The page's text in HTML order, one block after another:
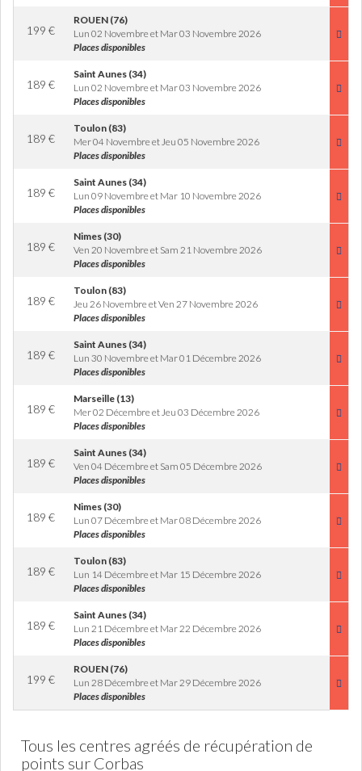
199 €
ROUEN (76)
Lun 02 Novembre et Mar 03 Novembre 2026
Places disponibles
189 €
Saint Aunes (34)
Lun 02 Novembre et Mar 03 Novembre 2026
Places disponibles
189 €
Toulon (83)
Mer 04 Novembre et Jeu 05 Novembre 2026
Places disponibles
189 €
Saint Aunes (34)
Lun 09 Novembre et Mar 10 Novembre 2026
Places disponibles
189 €
Nimes (30)
Ven 20 Novembre et Sam 21 Novembre 2026
Places disponibles
189 €
Toulon (83)
Jeu 26 Novembre et Ven 27 Novembre 2026
Places disponibles
189 €
Saint Aunes (34)
Lun 30 Novembre et Mar 01 Décembre 2026
Places disponibles
189 €
Marseille (13)
Mer 02 Décembre et Jeu 03 Décembre 2026
Places disponibles
189 €
Saint Aunes (34)
Ven 04 Décembre et Sam 05 Décembre 2026
Places disponibles
189 €
Nimes (30)
Lun 07 Décembre et Mar 08 Décembre 2026
Places disponibles
189 €
Toulon (83)
Lun 14 Décembre et Mar 15 Décembre 2026
Places disponibles
189 €
Saint Aunes (34)
Lun 21 Décembre et Mar 22 Décembre 2026
Places disponibles
199 €
ROUEN (76)
Lun 28 Décembre et Mar 29 Décembre 2026
Places disponibles
Tous les centres agréés de récupération de
points sur Corbas